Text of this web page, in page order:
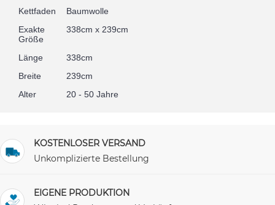
Kettfaden
Baumwolle
Exakte
Größe
338cm x 239cm
Länge
338cm
Breite
239cm
Alter
20 - 50 Jahre
KOSTENLOSER VERSAND
Unkomplizierte Bestellung
EIGENE PRODUKTION